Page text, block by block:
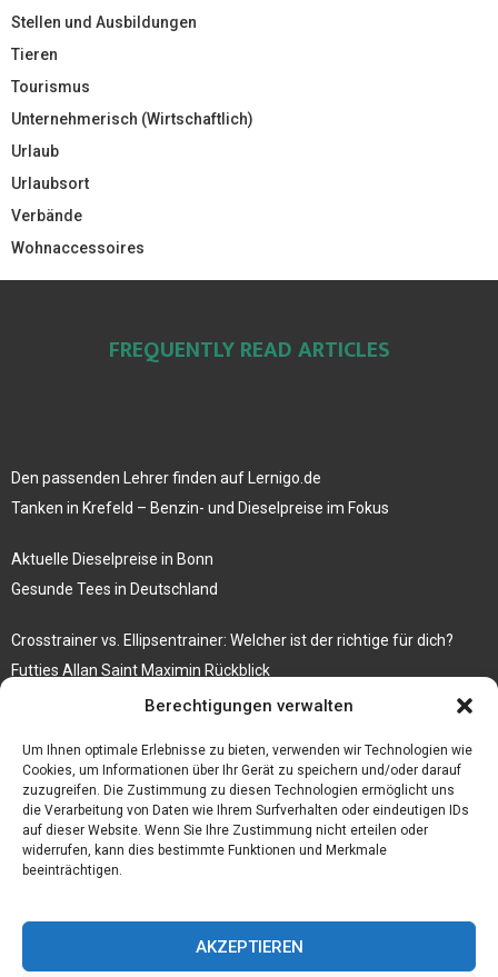
Berechtigungen verwalten
Um Ihnen optimale Erlebnisse zu bieten, verwenden wir Technologien wie
Cookies, um Informationen über Ihr Gerät zu speichern und/oder darauf
zuzugreifen. Die Zustimmung zu diesen Technologien ermöglicht uns
die Verarbeitung von Daten wie Ihrem Surfverhalten oder eindeutigen IDs
auf dieser Website. Wenn Sie Ihre Zustimmung nicht erteilen oder
widerrufen, kann dies bestimmte Funktionen und Merkmale
beeinträchtigen.
AKZEPTIEREN
Stellen und Ausbildungen
Tieren
Tourismus
Unternehmerisch (Wirtschaftlich)
Urlaub
Urlaubsort
Verbände
Wohnaccessoires
FREQUENTLY READ ARTICLES
Den passenden Lehrer finden auf Lernigo.de
Tanken in Krefeld – Benzin- und Dieselpreise im Fokus
Aktuelle Dieselpreise in Bonn
Gesunde Tees in Deutschland
Crosstrainer vs. Ellipsentrainer: Welcher ist der richtige für dich?
Futties Allan Saint Maximin Rückblick
Rosenbogen mit Tor Bestseller
Tische aus Gerüstbrettern